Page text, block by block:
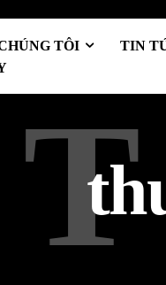
TÔI TIN
T